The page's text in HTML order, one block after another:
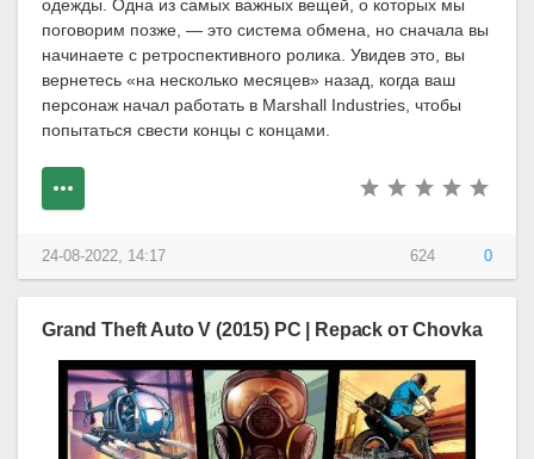
одежды. Одна из самых важных вещей, о которых мы
поговорим позже, — это система обмена, но сначала вы
начинаете с ретроспективного ролика. Увидев это, вы
вернетесь «на несколько месяцев» назад, когда ваш
персонаж начал работать в Marshall Industries, чтобы
попытаться свести концы с концами.
624 0
24-08-2022, 14:17
Grand Theft Auto V (2015) PC | Repack от Chovka